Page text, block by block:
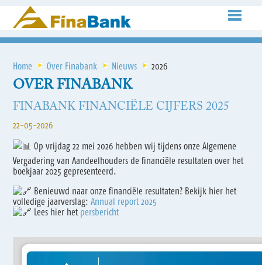
Home Over Finabank Nieuws 2026
OVER FINABANK
FINABANK FINANCIËLE CIJFERS 2025
22-05-2026
Op vrijdag 22 mei 2026 hebben wij tijdens onze Algemene
Vergadering van Aandeelhouders de financiële resultaten over het
boekjaar 2025 gepresenteerd.
Benieuwd naar onze financiële resultaten? Bekijk hier het
volledige jaarverslag:Annual report 2025
Lees hier het persbericht